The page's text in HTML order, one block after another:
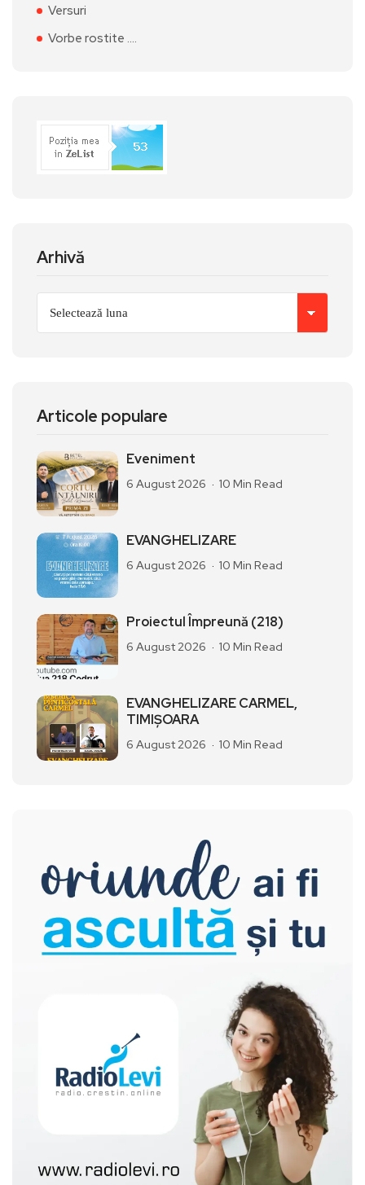
Versuri
Vorbe rostite ….
Arhivă
Articole populare
Eveniment
6 August 2026 10 Min Read
EVANGHELIZARE
6 August 2026 10 Min Read
Proiectul Împreună (218)
6 August 2026 10 Min Read
EVANGHELIZARE CARMEL,
TIMIȘOARA
6 August 2026 10 Min Read